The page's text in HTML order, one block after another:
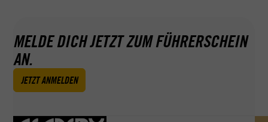
MELDE DICH JETZT ZUM FÜHRERSCHEIN
AN.
JETZT ANMELDEN